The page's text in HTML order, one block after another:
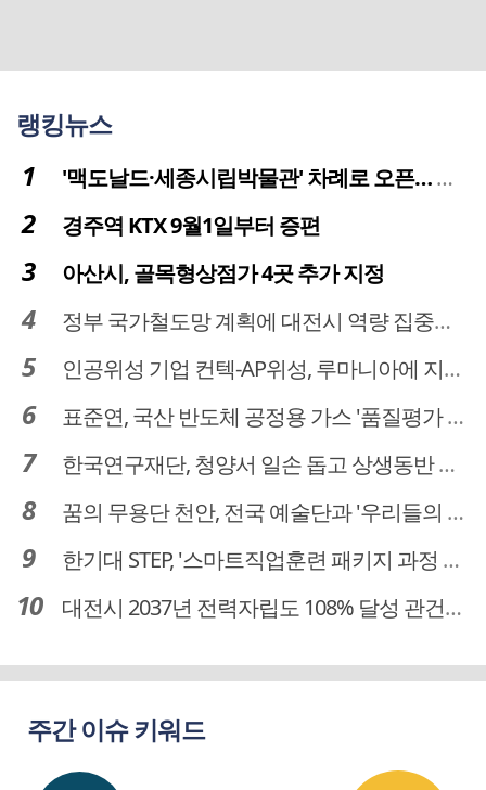
랭킹뉴스
'맥도날드·세종시립박물관' 차례로 오픈… 고운동 정주여건 좋아진다
경주역 KTX 9월1일부터 증편
아산시, 골목형상점가 4곳 추가 지정
정부 국가철도망 계획에 대전시 역량 집중해야
인공위성 기업 컨텍-AP위성, 루마니아에 지상국 시스템 전수
표준연, 국산 반도체 공정용 가스 '품질평가 체계' 구축
한국연구재단, 청양서 일손 돕고 상생동반 친구맺기 봉사활동
꿈의 무용단 천안, 전국 예술단과 '우리들의 하모니' 선보여
한기대 STEP, '스마트직업훈련 패키지 과정 3기' 모집
대전시 2037년 전력자립도 108% 달성 관건은 '주민 수용성'
주간 이슈 키워드